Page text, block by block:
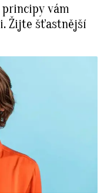
vám
Žijte šťastnější